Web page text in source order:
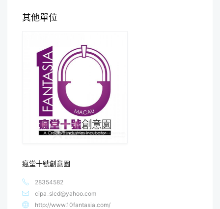
其他單位
瘋堂十號創意園
28354582
cipa_slcd@yahoo.com
http://www.10fantasia.com/